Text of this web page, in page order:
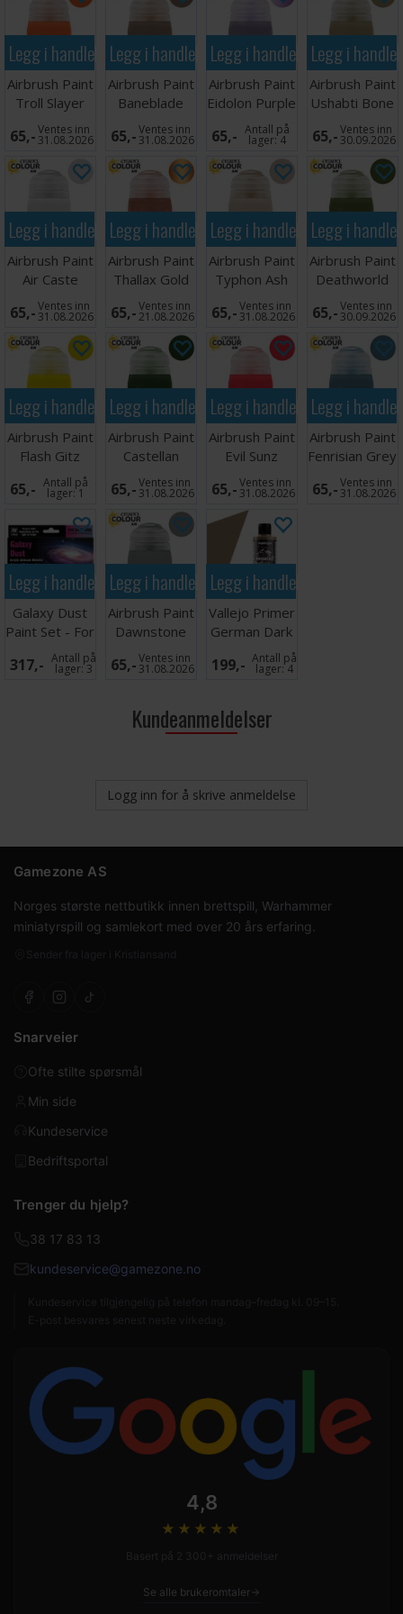
Legg i handlekurven
Airbrush Paint
Troll Slayer
Orange 24ml
65,-Ventes inn
31.08.2026
Legg i handlekurven
Airbrush Paint
Baneblade
Brown 24ml
65,-Ventes inn
31.08.2026
Legg i handlekurven
Airbrush Paint
Eidolon Purple
Clear 24ml
65,- Antall på
lager:4
Legg i
Airbrush Paint
Ushabti Bone
24ml
65,-Ventes inn
30.09.2026
Legg i handlekurven
Airbrush Paint
Air Caste
Thinner 24ml
65,-Ventes inn
31.08.2026
Legg i handlekurven
Airbrush Paint
Thallax Gold
24ml
65,-Ventes inn
21.08.2026
Legg i handlekurven
Airbrush Paint
Typhon Ash
24ml
65,-Ventes inn
31.08.2026
Legg i
Airbrush Paint
Deathworld
Forest 24ml
65,-Ventes inn
30.09.2026
Legg i handlekurven
Airbrush Paint
Flash Gitz
Yellow 24ml
65,- Antall på
lager:1
Legg i handlekurven
Airbrush Paint
Castellan
Green 24ml
65,-Ventes inn
31.08.2026
Legg i handlekurven
Airbrush Paint
Evil Sunz
Scarlet 24ml
65,-Ventes inn
31.08.2026
Legg i
Airbrush Paint
Fenrisian Grey
24ml
65,-Ventes inn
31.08.2026
Legg i handlekurven
Galaxy Dust
Paint Set - For
Airbrush
317,- Antall på
lager:3
Legg i handlekurven
Airbrush Paint
Dawnstone
24ml
65,-Ventes inn
31.08.2026
Legg i handlekurven
Vallejo Primer
German Dark
Yellow 200ml
199,- Antall på
lager:4
Kundeanmeldelser
Logg inn for å skrive anmeldelse
Gamezone AS
Norges største nettbutikk innen brettspill, Warhammer
miniatyrspill og samlekort med over 20 års erfaring.
Snarveier
Ofte stilte spørsmål
Min side
Kundeservice
Bedriftsportal
Trenger du hjelp?
38 17 83 13
kundeservice@gamezone.no
4,8
★★★★ ★
Se alle brukeromtaler